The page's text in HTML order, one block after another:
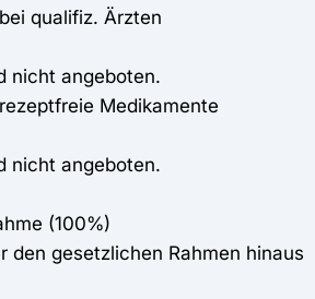
qualifiz. Ärzten
nicht angeboten.
Medikamente
nicht angeboten.
(100%)
den gesetzlichen Rahmen hinaus